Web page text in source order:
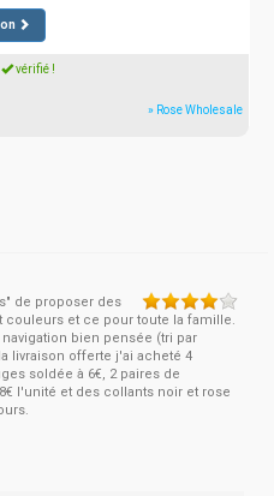
vérifié !
» Rose Wholesale
de proposer des
et ce pour toute la famille.
bien pensée (tri par
livraison offerte j'ai acheté 4
soldée à 6€, 2 paires de
l'unité et des collants noir et rose